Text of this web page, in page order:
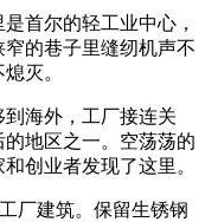
首尔的轻工业中心，
的巷子里缝纫机声不
灭。
海外，工厂接连关
地区之一。空荡荡的
创业者发现了这里。
厂建筑。保留生锈钢